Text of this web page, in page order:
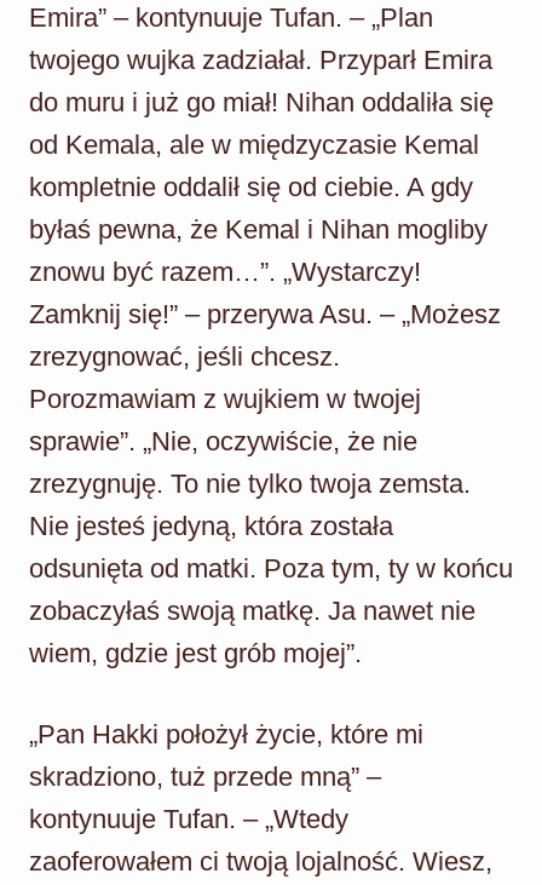
Emira” – kontynuuje Tufan. – „Plan
twojego wujka zadziałał. Przyparł Emira
do muru i już go miał! Nihan oddaliła się
od Kemala, ale w międzyczasie Kemal
kompletnie oddalił się od ciebie. A gdy
byłaś pewna, że Kemal i Nihan mogliby
znowu być razem…”. „Wystarczy!
Zamknij się!” – przerywa Asu. – „Możesz
zrezygnować, jeśli chcesz.
Porozmawiam z wujkiem w twojej
sprawie”. „Nie, oczywiście, że nie
zrezygnuję. To nie tylko twoja zemsta.
Nie jesteś jedyną, która została
odsunięta od matki. Poza tym, ty w końcu
zobaczyłaś swoją matkę. Ja nawet nie
wiem, gdzie jest grób mojej”.
„Pan Hakki położył życie, które mi
skradziono, tuż przede mną” –
kontynuuje Tufan. – „Wtedy
zaoferowałem ci twoją lojalność. Wiesz,